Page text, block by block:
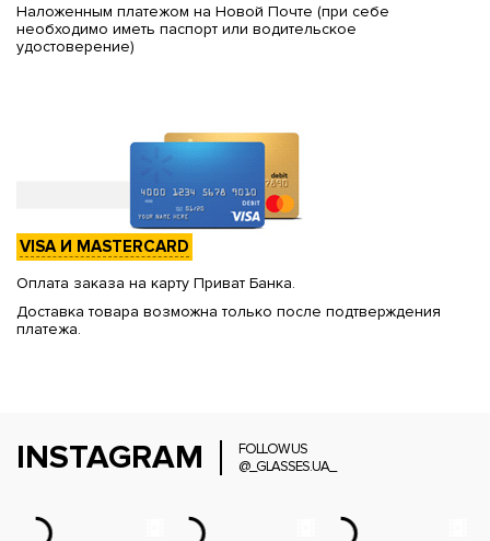
Наложенным платежом на Новой Почте (при себе
необходимо иметь паспорт или водительское
удостоверение)
VISA И MASTERCARD
Оплата заказа на карту Приват Банка.
Доставка товара возможна только после подтверждения
платежа.
INSTAGRAM
FOLLOW US
@_GLASSES.UA_